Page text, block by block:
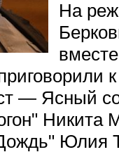
На
— Ясный
Никита
Юлия